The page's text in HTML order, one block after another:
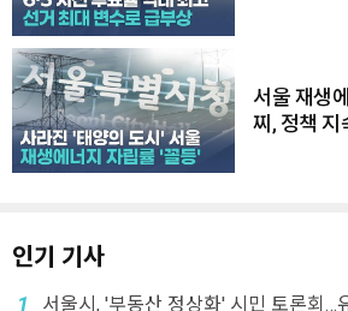
서울 재생
찌, 정책 지
인기 기사
1 서울시, '부동산 정상화' 시민 토론회…